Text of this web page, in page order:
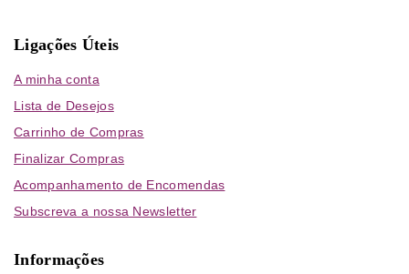
Ligações Úteis
A minha conta
Lista de Desejos
Carrinho de Compras
Finalizar Compras
Acompanhamento de Encomendas
Subscreva a nossa Newsletter
Informações